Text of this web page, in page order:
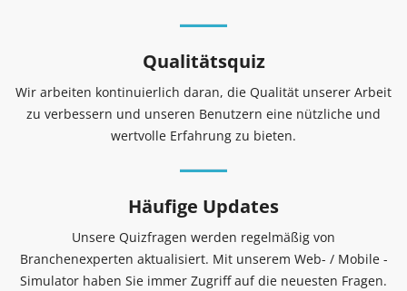
Qualitätsquiz
Wir arbeiten kontinuierlich daran, die Qualität unserer Arbeit
zu verbessern und unseren Benutzern eine nützliche und
wertvolle Erfahrung zu bieten.
Häufige Updates
Unsere Quizfragen werden regelmäßig von
Branchenexperten aktualisiert. Mit unserem Web- / Mobile -
Simulator haben Sie immer Zugriff auf die neuesten Fragen.